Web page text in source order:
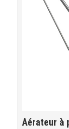
Aérateur à